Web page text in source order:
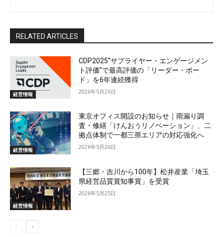
RELATED ARTICLES
経営情報
CDP2025“サプライヤー・エンゲージメン
ト評価”で最高評価の「リーダー・ボー
ド」を6年連続獲得
2026年5月26日
経営情報
東京オフィス開設のお知らせ｜雨漏り調
査・修繕「けんおうリノベーション」、二
拠点体制で一都三県エリアの対応強化へ
2026年5月26日
経営情報
【三郷・吉川から100年】松井産業「埼玉
県経営品質賞知事賞」を受賞
2026年5月25日